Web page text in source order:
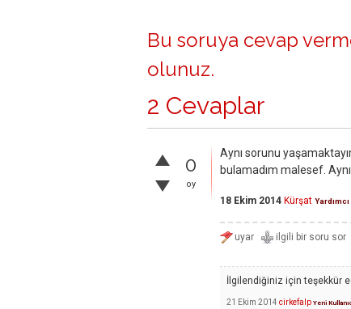
Bu soruya cevap
olunuz.
2 Cevaplar
0
oy
Aynı sorunu
bulamadım malesef.
18 Ekim 2014 Kürşat Yardımcı
İlgilendiğiniz için teşekkür
21 Ekim 2014 cirkefalp Yeni